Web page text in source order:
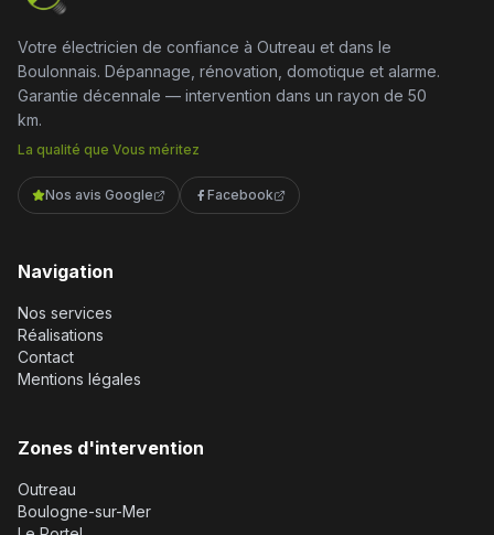
Votre électricien de confiance à Outreau et dans le
Boulonnais. Dépannage, rénovation, domotique et alarme.
Garantie décennale — intervention dans un rayon de 50
km.
La qualité que Vous méritez
Nos avis Google Facebook
Navigation
Nos services
Réalisations
Contact
Mentions légales
Zones d'intervention
Outreau
Boulogne-sur-Mer